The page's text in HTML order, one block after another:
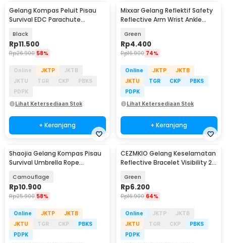
Gelang Kompas Peluit Pisau
Survival EDC Parachute
Black
Rp11.500
Rp26.900 58%
Online JKTP
JKTB
JKTU
TGR CKP
PBKS
PDPK
Lihat Ketersediaan Stok
+ Keranjang
Mixxar Gelang Reflektif Safety
Reflective Arm Wrist Ankle
Green
Rp4.400
Rp16.900 74%
Online JKTP
JKTB
JKTU
TGR CKP
PBKS
PDPK
Lihat Ketersediaan Stok
+ Keranjang
Shaojia Gelang Kompas Pisau
Survival Umbrella Rope
Camouflage
Rp10.900
Rp25.900 58%
Online JKTP
JKTB
JKTU
TGR CKP
PBKS
PDPK
CEZMKIO Gelang Keselamatan
Reflective Bracelet Visibility 2
Green
Rp6.200
Rp16.900 64%
Online JKTP
JKTB
JKTU
TGR CKP
PBKS
PDPK